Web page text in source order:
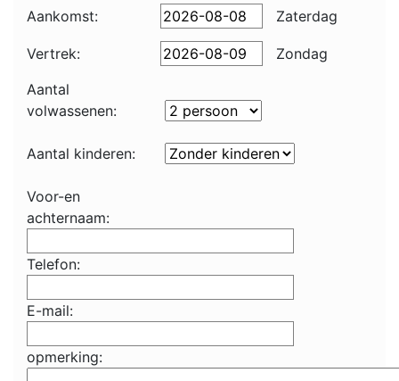
Aankomst: Zaterdag
Vertrek:
Zondag
Aantal
volwassenen:
Aantal kinderen:
Voor-en
achternaam:
Telefon:
E-mail:
opmerking: